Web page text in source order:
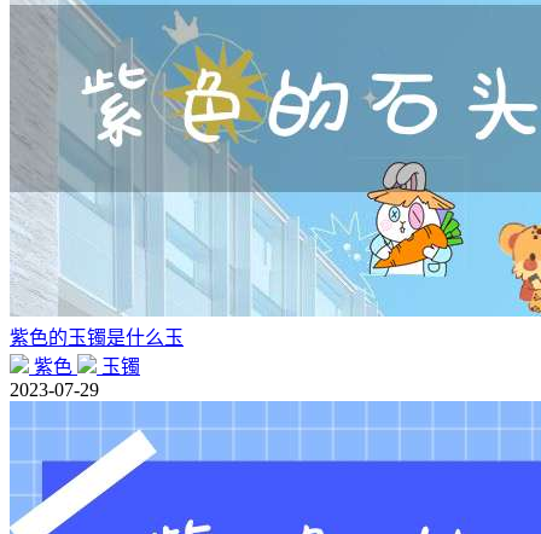
紫色的玉镯是什么玉
紫色
玉镯
2023-07-29